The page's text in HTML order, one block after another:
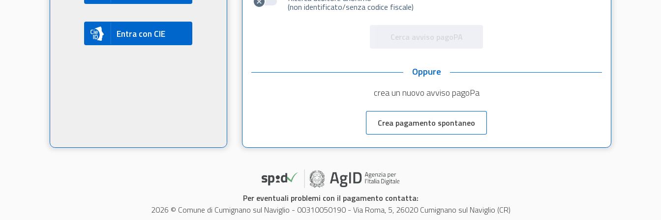
Entra con CIE
(non identificato/senza codice fiscale)
Cerca avviso pagoPA
Oppure
crea un nuovo avviso pagoPa
Crea pagamento spontaneo
Per eventuali problemi con il pagamento contatta:
2026 © Comune di Cumignano sul Naviglio - 00310050190 - Via Roma, 5, 26020 Cumignano sul Naviglio (CR)